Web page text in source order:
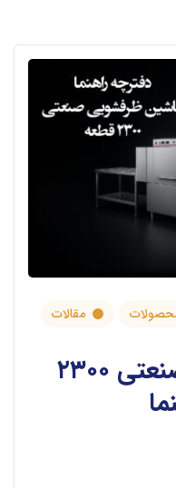
مقالات
ماشین ظرفشویی صنعتی ۲۳۰۰